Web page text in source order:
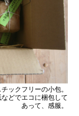
ックフリーの小包。
どでエコに梱包して
あって、感服。